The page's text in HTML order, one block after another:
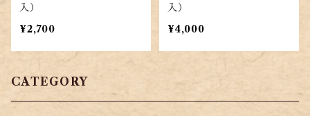
入）
¥2,700
入）
¥4,000
CATEGORY